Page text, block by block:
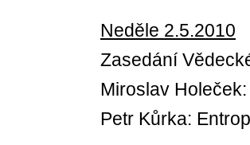
Neděle 2.5.2010
Zasedání
Miroslav
Petr Kůrka: